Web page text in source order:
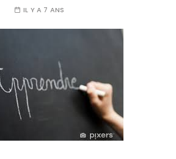
IL Y A 7 ANS